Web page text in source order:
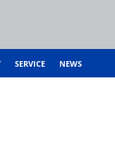
SERVICE NEWS